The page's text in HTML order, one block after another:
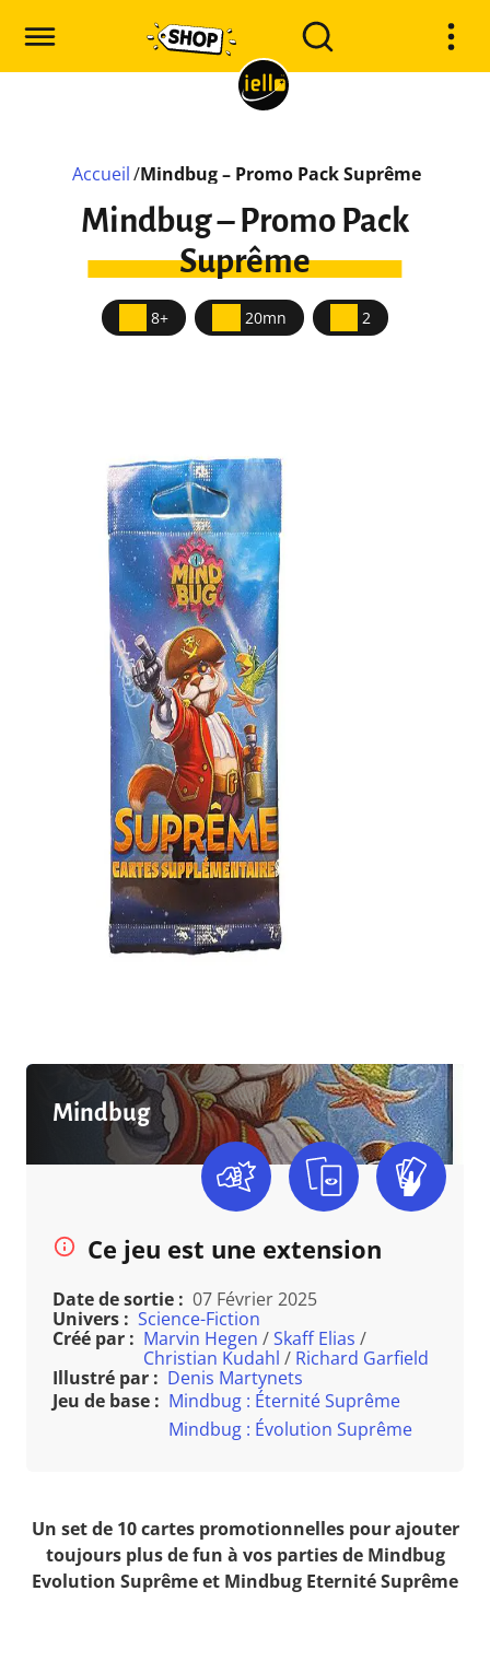
Accueil /Mindbug – Promo Pack Suprême
Mindbug – Promo Pack
Suprême
8+ 20mn 2
Mindbug
Ce jeu est une extension
Date de sortie : 07 Février 2025
Univers : Science-Fiction
Créé par : Marvin Hegen /Skaff Elias /
Christian Kudahl / Richard Garfield
Illustré par : Denis Martynets
Jeu de base : Mindbug : Éternité Suprême
Mindbug : Évolution Suprême
Un set de 10 cartes promotionnelles pour ajouter
toujours plus de fun à vos parties de Mindbug
Evolution Suprême et Mindbug Eternité Suprême